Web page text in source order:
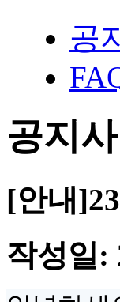
공
공지
[안내
작성일: